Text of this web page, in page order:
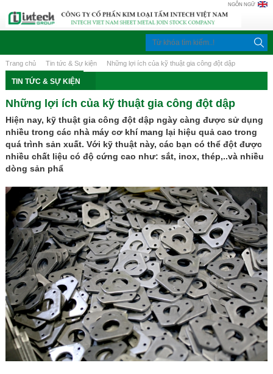
NGÔN NGỮ
Trang chủ Tin tức & Sự kiện Những lợi ích của kỹ thuật gia công đột dập
TIN TỨC & SỰ KIỆN
Những lợi ích của kỹ thuật gia công đột dập
Hiện nay, kỹ thuật gia công đột dập ngày càng được sử dụng
nhiều trong các nhà máy cơ khí mang lại hiệu quả cao trong
quá trình sản xuất. Với kỹ thuật này, các bạn có thể đột được
nhiều chất liệu có độ cứng cao như: sắt, inox, thép,..và nhiều
dòng sản phẩ